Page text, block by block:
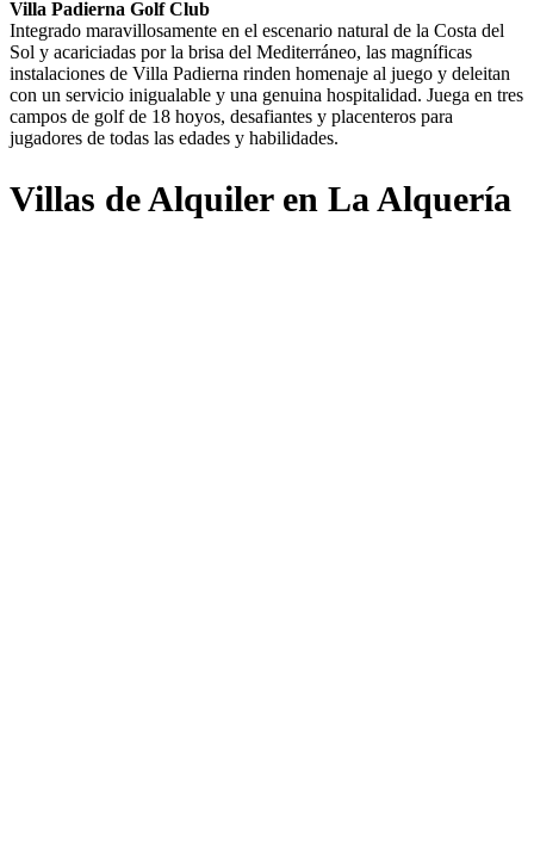
Villa Padierna Golf Club
Integrado maravillosamente en el escenario natural de la Costa del
Sol y acariciadas por la brisa del Mediterráneo, las magníficas
instalaciones de Villa Padierna rinden homenaje al juego y deleitan
con un servicio inigualable y una genuina hospitalidad. Juega en tres
campos de golf de 18 hoyos, desafiantes y placenteros para
jugadores de todas las edades y habilidades.
Villas de Alquiler en La Alquería